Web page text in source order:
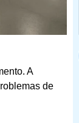
A
de